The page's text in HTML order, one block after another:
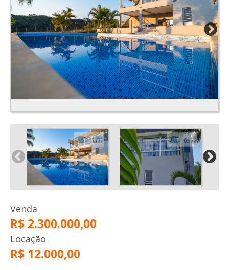
Venda
R$ 2.300.000,00
Locação
R$ 12.000,00